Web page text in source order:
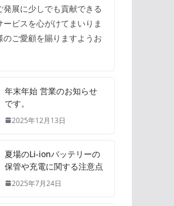
展に少しでも貢献できる
ビスを心がけてまいりま
ご愛顧を賜りますようお
年末年始 営業のお知らせ
です。
2025年12月13日
夏場のLi-ionバッテリーの
保管や充電に関する注意点
2025年7月24日